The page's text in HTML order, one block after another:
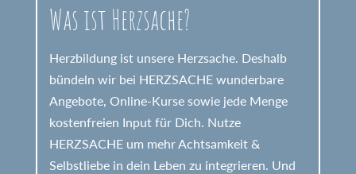
Was ist Herzsache?
Herzbildung ist unsere Herzsache. Deshalb
bündeln wir bei HERZSACHE wunderbare
Angebote, Online-Kurse sowie jede Menge
kostenfreien Input für Dich. Nutze
HERZSACHE um mehr Achtsamkeit &
Selbstliebe in dein Leben zu integrieren. Und